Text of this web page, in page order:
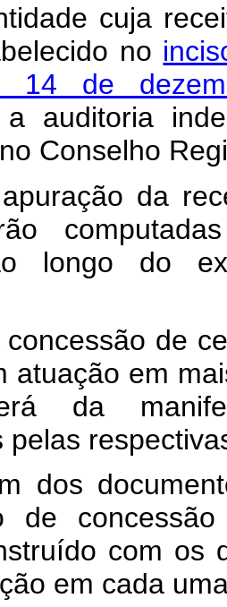
cuja
no
de
a auditoria
Conselho
da
longo do
de
atuação em
da
pelas
dos
de
com os
em cada